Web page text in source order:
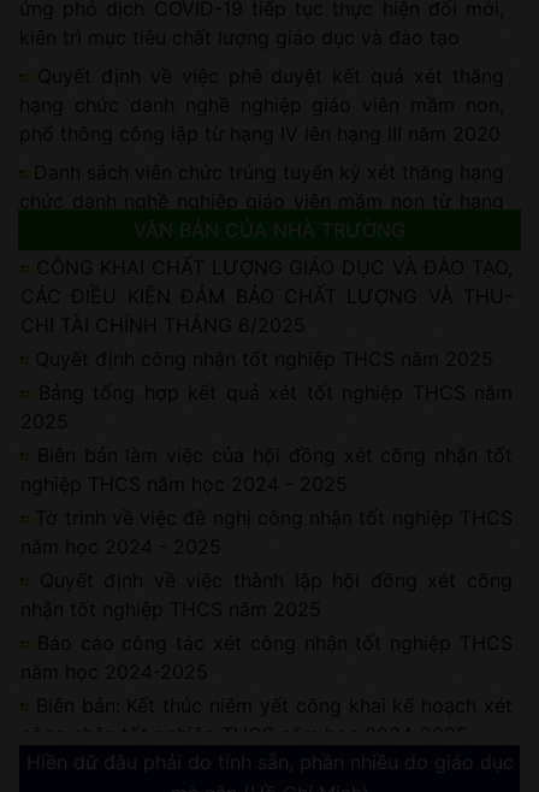
ứng phó dịch COVID-19 tiếp tục thực hiện đổi mới,
kiên trì mục tiêu chất lượng giáo dục và đào tạo
Quyết định về việc phê duyệt kết quả xét thăng
hạng chức danh nghề nghiệp giáo viên mầm non,
phổ thông công lập từ hạng IV lên hạng III năm 2020
Danh sách viên chức trúng tuyển kỳ xét thăng hạng
chức danh nghề nghiệp giáo viên mầm non từ hạng
IV lên hạng III năm 2020 huyện Thanh Hà
Công văn về việc thực hiện công tác phòng chống
dịch bệnh COVID-19 và nhiệm vụ chuyên môn.
12 3 5 6 7 8 9 10 ...
VĂN BẢN CỦA NHÀ TRƯỜNG
CÔNG KHAI CHẤT LƯỢNG GIÁO DỤC VÀ ĐÀO TẠO,
CÁC ĐIỀU KIỆN ĐẢM BẢO CHẤT LƯỢNG VÀ THU-
CHI TÀI CHÍNH THÁNG 6/2025
Quyết định công nhận tốt nghiệp THCS năm 2025
Bảng tổng hợp kết quả xét tốt nghiệp THCS năm
2025
Biên bản làm việc của hội đồng xét công nhận tốt
nghiệp THCS năm học 2024 - 2025
Tờ trình về việc đề nghị công nhận tốt nghiệp THCS
năm học 2024 - 2025
Quyết định về việc thành lập hội đồng xét công
nhận tốt nghiệp THCS năm 2025
Báo cáo công tác xét công nhận tốt nghiệp THCS
năm học 2024-2025
Biên bản: Kết thúc niêm yết công khai kế hoạch xét
công nhận tốt nghiệp THCS năm học 2024-2025
Niêm yết công khai Kế hoạch xét công nhận tốt
Hiền dữ đâu phải do tính sẵn, phần nhiều do giáo dục